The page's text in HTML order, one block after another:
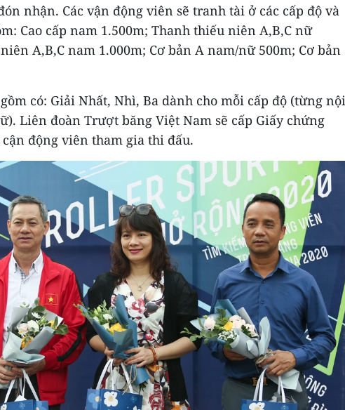
nhận. Các vận động viên sẽ tranh tài ở các cấp độ và
Cao cấp nam 1.500m; Thanh thiếu niên A,B,C nữ
A,B,C nam 1.000m; Cơ bản A nam/nữ 500m; Cơ bản
có: Giải Nhất, Nhì, Ba dành cho mỗi cấp độ (từng nội
Liên đoàn Trượt băng Việt Nam sẽ cấp Giấy chứng
động viên tham gia thi đấu.